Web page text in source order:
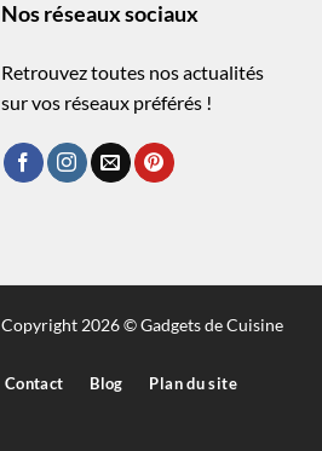
Nos réseaux sociaux
Retrouvez toutes nos actualités
sur vos réseaux préférés !
Copyright 2026 © Gadgets de Cuisine
Contact Blog Plan du site